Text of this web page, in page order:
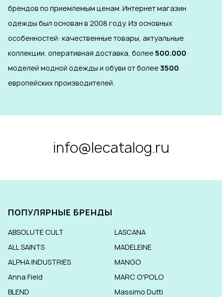
брендов по приемлемым ценам. Интернет магазин
одежды был основан в 2008 году. Из основных
особенностей: качественные товары, актуальные
коллекции, оперативная доставка, более500.000
моделей модной одежды и обуви от более3500
европейских производителей.
info@lecatalog.ru
ПОПУЛЯРНЫЕ БРЕНДЫ
ABSOLUTE CULT
ALL SAINTS
ALPHA INDUSTRIES
Anna Field
BLEND
LASCANA
MADELEINE
MANGO
MARC O'POLO
Massimo Dutti